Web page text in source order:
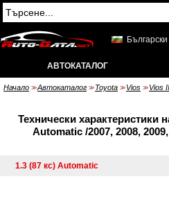
АВТОКАТАЛОГ
Начало >> Автокаталог >> Toyota >> Vios >> Vios II
Технически характеристики
Automatic /2007, 2008,